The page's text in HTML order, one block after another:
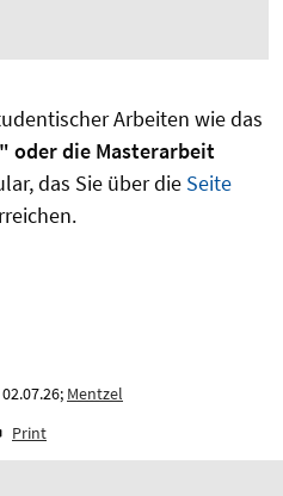
Arbeiten wie das
oder die Masterarbeit
das Sie über die Seite
Mentzel
Print